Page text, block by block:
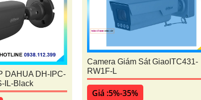
DAHUA DH-IPC-
IL-Black
Camera Giám Sát GiaoITC431-
RW1F-L
Giá :5%-35%